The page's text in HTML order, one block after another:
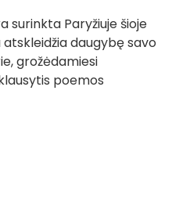
surinkta Paryžiuje šioje
daugybę savo
grožėdamiesi
poemos